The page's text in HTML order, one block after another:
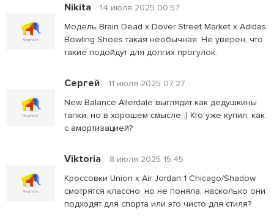
Nikita
14 июля 2025 00:57
Модель Brain Dead x Dover Street Market x Adidas
Bowling Shoes такая необычная. Не уверен, что
такие подойдут для долгих прогулок.
Сергей
11 июля 2025 07:27
New Balance Allerdale выглядит как дедушкины
тапки, но в хорошем смысле :) Кто уже купил, как
с амортизацией?
Viktoria
8 июля 2025 15:45
Кроссовки Union x Air Jordan 1 Chicago/Shadow
смотрятся классно, но не поняла, насколько они
подходят для спорта или это чисто для стиля?